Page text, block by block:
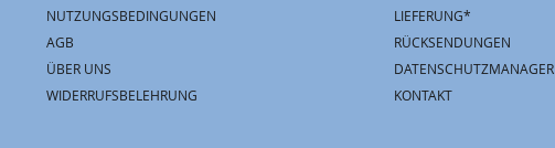
NUTZUNGSBEDINGUNGEN
AGB
ÜBER UNS
WIDERRUFSBELEHRUNG
LIEFERUNG*
RÜCKSENDUNGEN
DATENSCHUTZMANAGER
KONTAKT